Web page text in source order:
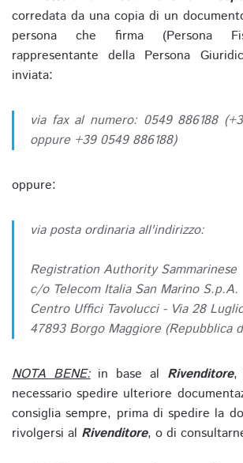
corredata da una copia di un
persona che firma (Persona
rappresentante della Persona
inviata:
via fax al numero: 0549 886188
oppure +39 0549 886188)
oppure:
via posta ordinaria all'indirizzo:
Registration Authority Sammarinese
c/o Telecom Italia San Marino S.p.A.
Centro Uffici Tavolucci - Via 28
47893 Borgo Maggiore (Repubblica
NOTA BENE:in base al Rivenditore,
necessario spedire ulteriore
consiglia sempre, prima di spedire la
rivolgersi al Rivenditore, o di